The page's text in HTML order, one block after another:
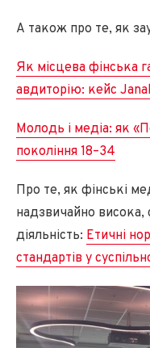
А також про те, як
Як місцева фінська
авдиторію: кейс
Молодь і медіа: як
покоління 18–34
Про те, як фінські
надзвичайно
діяльність: Етичні
стандартів у